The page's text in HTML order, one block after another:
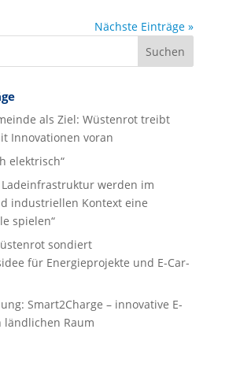
Nächste Einträge »
als Ziel: Wüstenrot treibt
Innovationen voran
elektrisch“
werden im
industriellen Kontext eine
spielen“
sondiert
für Energieprojekte und E-Car-
Smart2Charge – innovative E-
Raum